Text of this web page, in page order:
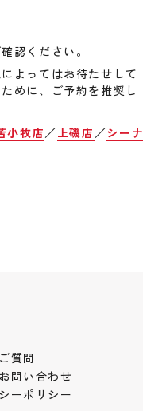
認ください。
よってはお待たせして
めに、ご予約を推奨し
小牧店 ／ 上磯店 ／シーナ
質問
問い合わせ
ーポリシー